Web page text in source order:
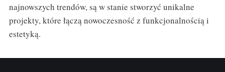
najnowszych trendów, są w stanie stworzyć unikalne
projekty, które łączą nowoczesność z funkcjonalnością i
estetyką.